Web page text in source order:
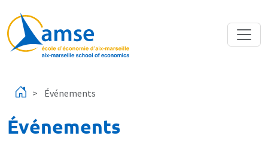
Événements
Événements